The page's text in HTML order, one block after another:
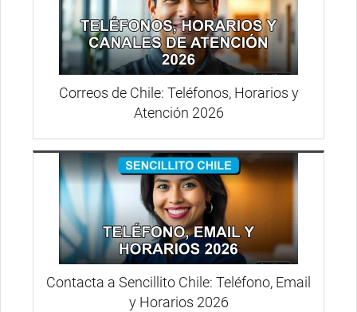
Correos de Chile: Teléfonos, Horarios y
Atención 2026
Contacta a Sencillito Chile: Teléfono, Email
y Horarios 2026